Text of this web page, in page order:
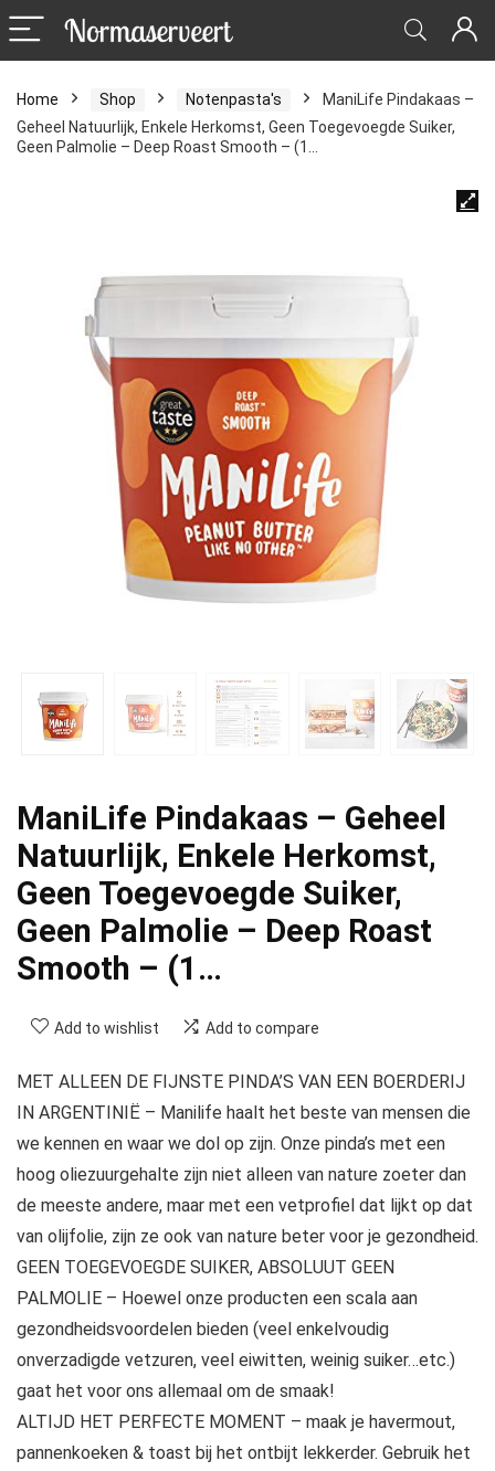
Home Shop Notenpasta's
ManiLife Pindakaas –
Geheel Natuurlijk, Enkele Herkomst, Geen Toegevoegde Suiker,
Geen Palmolie – Deep Roast Smooth – (1…
ManiLife Pindakaas – Geheel
Natuurlijk, Enkele Herkomst,
Geen Toegevoegde Suiker,
Geen Palmolie – Deep Roast
Smooth – (1…
Add to wishlist Add to compare
MET ALLEEN DE FIJNSTE PINDA’S VAN EEN BOERDERIJ
IN ARGENTINIË – Manilife haalt het beste van mensen die
we kennen en waar we dol op zijn. Onze pinda’s met een
hoog oliezuurgehalte zijn niet alleen van nature zoeter dan
de meeste andere, maar met een vetprofiel dat lijkt op dat
van olijfolie, zijn ze ook van nature beter voor je gezondheid.
GEEN TOEGEVOEGDE SUIKER, ABSOLUUT GEEN
PALMOLIE – Hoewel onze producten een scala aan
gezondheidsvoordelen bieden (veel enkelvoudig
onverzadigde vetzuren, veel eiwitten, weinig suiker…etc.)
gaat het voor ons allemaal om de smaak!
ALTIJD HET PERFECTE MOMENT – maak je havermout,
pannenkoeken & toast bij het ontbijt lekkerder. Gebruik het